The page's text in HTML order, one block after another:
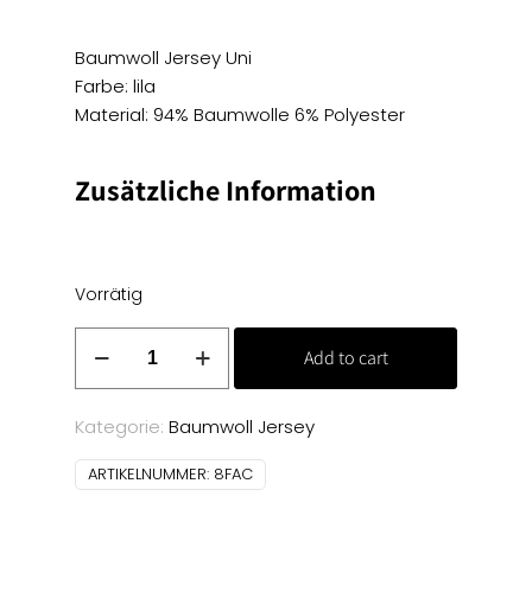
Baumwoll Jersey Uni
Farbe: lila
Material: 94% Baumwolle 6% Polyester
Zusätzliche Information
Vorrätig
Uni
-
lila
Menge
Add to cart
Kategorie: Baumwoll Jersey
ARTIKELNUMMER: 8FAC